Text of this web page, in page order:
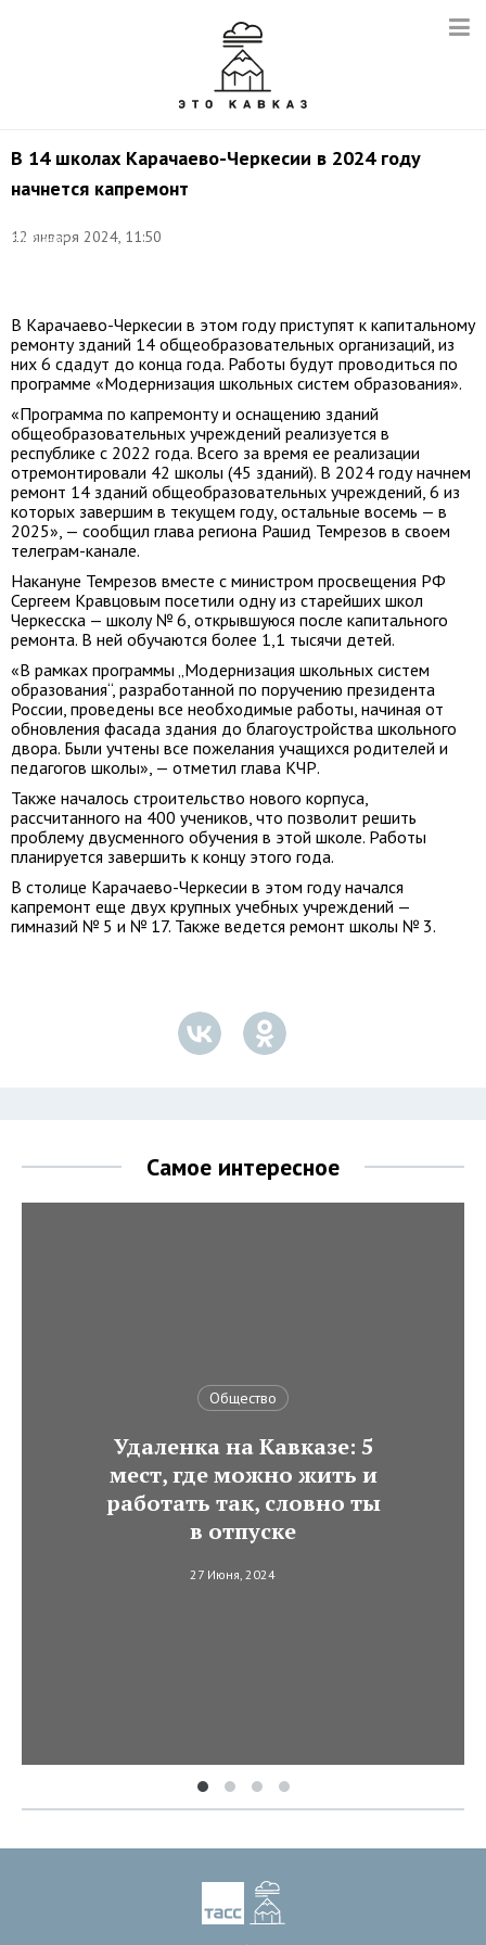
В 14 школах Карачаево-Черкесии в 2024 году
начнется капремонт
12 января 2024, 11:50
Владимир
В Карачаево-Черкесии в этом году приступят к капитальному
ремонту зданий 14 общеобразовательных организаций, из
них 6 сдадут до конца года. Работы будут проводиться по
программе «Модернизация школьных систем образования».
«Программа по капремонту и оснащению зданий
общеобразовательных учреждений реализуется в
республике с 2022 года. Всего за время ее реализации
отремонтировали 42 школы (45 зданий). В 2024 году начнем
ремонт 14 зданий общеобразовательных учреждений, 6 из
которых завершим в текущем году, остальные восемь — в
2025», — сообщил глава региона Рашид Темрезов в своем
телеграм-канале.
Накануне Темрезов вместе с министром просвещения РФ
Сергеем Кравцовым посетили одну из старейших школ
Черкесска — школу № 6, открывшуюся после капитального
ремонта. В ней обучаются более 1,1 тысячи детей.
«В рамках программы „Модернизация школьных систем
образования“, разработанной по поручению президента
России, проведены все необходимые работы, начиная от
обновления фасада здания до благоустройства школьного
двора. Были учтены все пожелания учащихся родителей и
педагогов школы», — отметил глава КЧР.
Также началось строительство нового корпуса,
рассчитанного на 400 учеников, что позволит решить
проблему двусменного обучения в этой школе. Работы
планируется завершить к концу этого года.
В столице Карачаево-Черкесии в этом году начался
капремонт еще двух крупных учебных учреждений —
гимназий № 5 и № 17. Также ведется ремонт школы № 3.
Самое интересное
Общество
Удаленка на Кавказе: 5
мест, где можно жить и
работать так, словно ты
в отпуске
27 Июня, 2024